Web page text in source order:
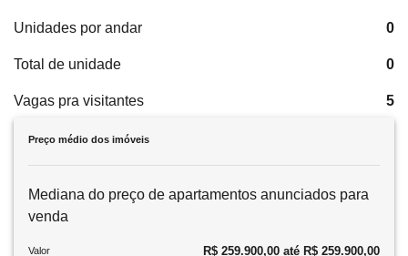
Unidades por andar 0
Total de unidade 0
Vagas pra visitantes 5
Preço médio dos imóveis
Mediana do preço de apartamentos anunciados para
venda
Valor R$ 259.900,00 até R$ 259.900,00